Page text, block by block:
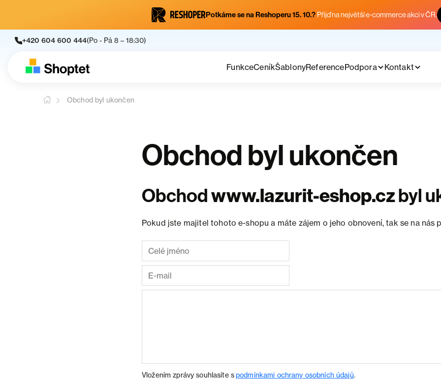
Potkáme se na Reshoperu 15. 10.? Přijď na největší e-commerce akci v ČR.
+420 604 600 444(Po - Pá 8 – 18:30)
FunkceCeníkŠablonyReferencePodpora Kontakt
Obchod byl ukončen
Obchod byl ukončen
Obchodwww.lazurit-eshop.czbyl
Pokud jste majitel tohoto e-shopu a máte zájem o jeho obnovení, tak se na nás
Vložením zprávy souhlasíte spodmínkami ochrany osobních údajů.